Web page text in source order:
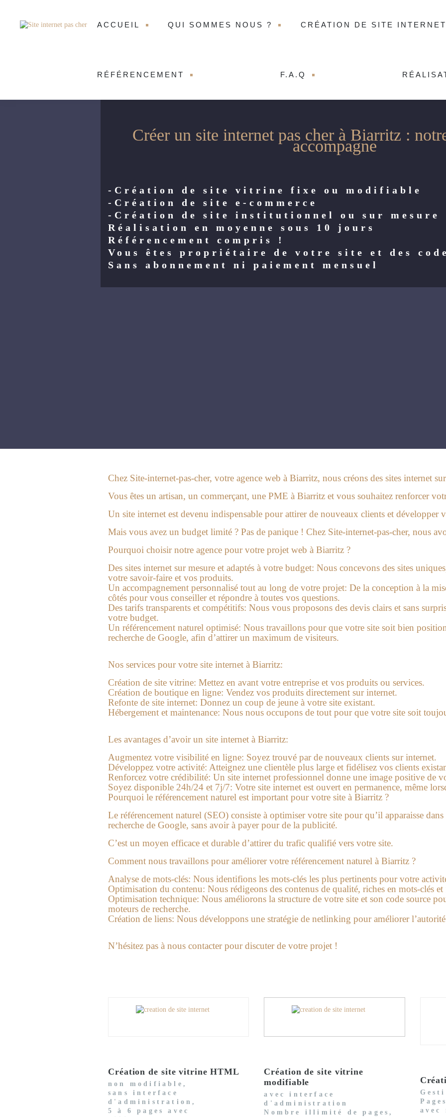
ACCUEIL QUI SOMMES NOUS ? CRÉATION DE SITE INTERNET
RÉFÉRENCEMENT F.A.Q
Créer un site internet pas cher à Biarritz :
accompagne
-Création de site vitrine fixe ou modifiable
-Création de site e-commerce
-Création de site institutionnel ou sur mesure
Réalisation en moyenne sous 10 jours
Référencement compris !
Vous êtes propriétaire de votre site et des
Sans abonnement ni paiement mensuel
Chez Site-internet-pas-cher, votre agence web à Biarritz, nous créons des sites internet
Vous êtes un artisan, un commerçant, une PME à Biarritz et vous souhaitez renforcer
Un site internet est devenu indispensable pour attirer de nouveaux clients et développer
Mais vous avez un budget limité ? Pas de panique ! Chez Site-internet-pas-cher, nous
Pourquoi choisir notre agence pour votre projet web à Biarritz ?
Des sites internet sur mesure et adaptés à votre budget: Nous concevons des sites
votre savoir-faire et vos produits.
Un accompagnement personnalisé tout au long de votre projet: De la conception à la
côtés pour vous conseiller et répondre à toutes vos questions.
Des tarifs transparents et compétitifs: Nous vous proposons des devis clairs et sans
votre budget.
Un référencement naturel optimisé: Nous travaillons pour que votre site soit bien
recherche de Google, afin d’attirer un maximum de visiteurs.
Nos services pour votre site internet à Biarritz:
Création de site vitrine: Mettez en avant votre entreprise et vos produits ou services.
Création de boutique en ligne: Vendez vos produits directement sur internet.
Refonte de site internet: Donnez un coup de jeune à votre site existant.
Hébergement et maintenance: Nous nous occupons de tout pour que votre site soit
Les avantages d’avoir un site internet à Biarritz:
Augmentez votre visibilité en ligne: Soyez trouvé par de nouveaux clients sur internet.
Développez votre activité: Atteignez une clientèle plus large et fidélisez vos clients
Renforcez votre crédibilité: Un site internet professionnel donne une image positive de
Soyez disponible 24h/24 et 7j/7: Votre site internet est ouvert en permanence, même
Pourquoi le référencement naturel est important pour votre site à Biarritz ?
Le référencement naturel (SEO) consiste à optimiser votre site pour qu’il apparaisse dans
recherche de Google, sans avoir à payer pour de la publicité.
C’est un moyen efficace et durable d’attirer du trafic qualifié vers votre site.
Comment nous travaillons pour améliorer votre référencement naturel à Biarritz ?
Analyse de mots-clés: Nous identifions les mots-clés les plus pertinents pour votre
Optimisation du contenu: Nous rédigeons des contenus de qualité, riches en mots-clés et
Optimisation technique: Nous améliorons la structure de votre site et son code source
moteurs de recherche.
Création de liens: Nous développons une stratégie de netlinking pour améliorer
N’hésitez pas à nous contacter pour discuter de votre projet !
Création de site vitrine HTML
non modifiable,
sans interface
d'administration,
5 à 6 pages avec
Création de site vitrine
modifiable
avec interface
d'administration
Nombre illimité de pages,
avec